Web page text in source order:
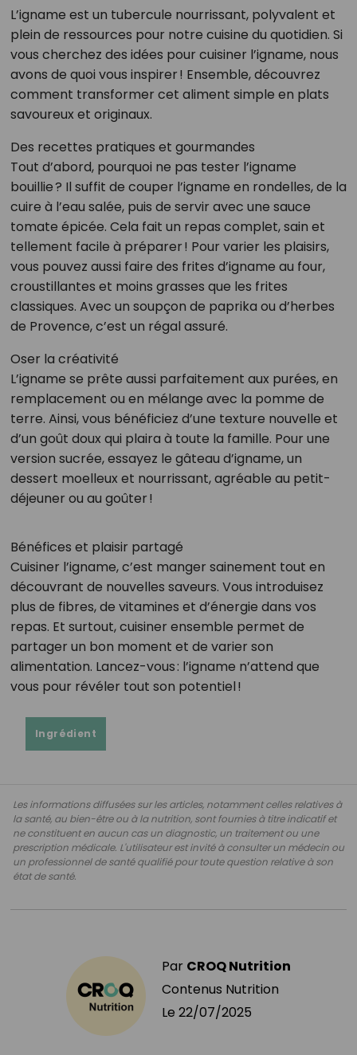
L’igname est un tubercule nourrissant, polyvalent et
plein de ressources pour notre cuisine du quotidien. Si
vous cherchez des idées pour cuisiner l’igname, nous
avons de quoi vous inspirer ! Ensemble, découvrez
comment transformer cet aliment simple en plats
savoureux et originaux.
Des recettes pratiques et gourmandes
Tout d’abord, pourquoi ne pas tester l’igname
bouillie ? Il suffit de couper l’igname en rondelles, de la
cuire à l’eau salée, puis de servir avec une sauce
tomate épicée. Cela fait un repas complet, sain et
tellement facile à préparer ! Pour varier les plaisirs,
vous pouvez aussi faire des frites d’igname au four,
croustillantes et moins grasses que les frites
classiques. Avec un soupçon de paprika ou d’herbes
de Provence, c’est un régal assuré.
Oser la créativité
L’igname se prête aussi parfaitement aux purées, en
remplacement ou en mélange avec la pomme de
terre. Ainsi, vous bénéficiez d’une texture nouvelle et
d’un goût doux qui plaira à toute la famille. Pour une
version sucrée, essayez le gâteau d’igname, un
dessert moelleux et nourrissant, agréable au petit-
déjeuner ou au goûter !
Bénéfices et plaisir partagé
Cuisiner l’igname, c’est manger sainement tout en
découvrant de nouvelles saveurs. Vous introduisez
plus de fibres, de vitamines et d’énergie dans vos
repas. Et surtout, cuisiner ensemble permet de
partager un bon moment et de varier son
alimentation. Lancez-vous : l’igname n’attend que
vous pour révéler tout son potentiel !
Ingrédient
Les informations diffusées sur les articles, notamment celles relatives à
la santé, au bien-être ou à la nutrition, sont fournies à titre indicatif et
ne constituent en aucun cas un diagnostic, un traitement ou une
prescription médicale. L'utilisateur est invité à consulter un médecin ou
un professionnel de santé qualifié pour toute question relative à son
état de santé.
Par CROQ Nutrition
Contenus Nutrition
Le 22/07/2025